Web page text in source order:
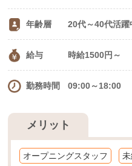
年齢層 20代～40代活躍
給与 時給1500円～
勤務時間 09:00～18:00
メリット
オープニングスタッフ